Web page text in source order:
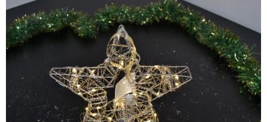
0,0
5
hvězdiček.